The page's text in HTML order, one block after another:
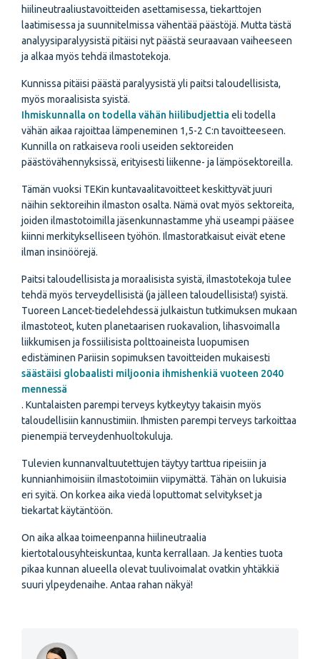
hiilineutraaliustavoitteiden asettamisessa, tiekarttojen
laatimisessa ja suunnitelmissa vähentää päästöjä. Mutta tästä
analyysiparalyysistä pitäisi nyt päästä seuraavaan vaiheeseen
ja alkaa myös tehdä ilmastotekoja.
Kunnissa pitäisi päästä paralyysistä yli paitsi taloudellisista,
myös moraalisista syistä.
Ihmiskunnalla on todella vähän hiilibudjettia eli todella
vähän aikaa rajoittaa lämpeneminen 1,5-2 C:n tavoitteeseen.
Kunnilla on ratkaiseva rooli useiden sektoreiden
päästövähennyksissä, erityisesti liikenne- ja lämpösektoreilla.
Tämän vuoksi TEKin kuntavaalitavoitteet keskittyvät juuri
näihin sektoreihin ilmaston osalta. Nämä ovat myös sektoreita,
joiden ilmastotoimilla jäsenkunnastamme yhä useampi pääsee
kiinni merkitykselliseen työhön. Ilmastoratkaisut eivät etene
ilman insinöörejä.
Paitsi taloudellisista ja moraalisista syistä, ilmastotekoja tulee
tehdä myös terveydellisistä (ja jälleen taloudellisista!) syistä.
Tuoreen Lancet-tiedelehdessä julkaistun tutkimuksen mukaan
ilmastoteot, kuten planetaarisen ruokavalion, lihasvoimalla
liikkumisen ja fossiilisista polttoaineista luopumisen
edistäminen Pariisin sopimuksen tavoitteiden mukaisesti
säästäisi globaalisti miljoonia ihmishenkiä vuoteen 2040
mennessä
. Kuntalaisten parempi terveys kytkeytyy takaisin myös
taloudellisiin kannustimiin. Ihmisten parempi terveys tarkoittaa
pienempiä terveydenhuoltokuluja.
Tulevien kunnanvaltuutettujen täytyy tarttua ripeisiin ja
kunnianhimoisiin ilmastotoimiin viipymättä. Tähän on lukuisia
eri syitä. On korkea aika viedä loputtomat selvitykset ja
tiekartat käytäntöön.
On aika alkaa toimeenpanna hiilineutraalia
kiertotalousyhteiskuntaa, kunta kerrallaan. Ja kenties tuota
pikaa kunnan alueella olevat tuulivoimalat ovatkin yhtäkkiä
suuri ylpeydenaihe. Antaa rahan näkyä!